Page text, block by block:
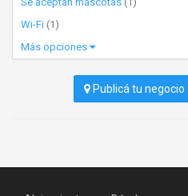
Wi-Fi (1)
Más opciones
Publicá tu negocio